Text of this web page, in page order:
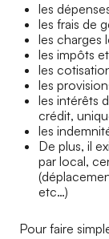
les
les frais de
les charges
les impôts
les
les
les intérêts
crédit,
les
De plus, il
par local,
etc…)
Pour faire